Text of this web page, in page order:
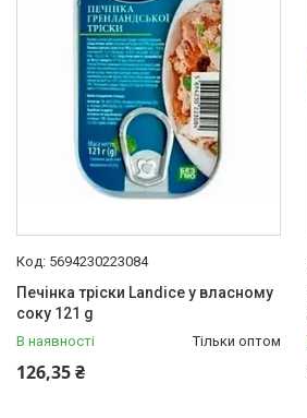
Електротехніка
Побутова техніка
Техніка для кухні
Кліматична техніка
Товари для дому
Будівельне обладнання та
інструмент
Енергонезалежність
Активний відпочинок, туризм
5694230223084
Печінка тріски Landice у власному
соку 121 g
В наявності Тільки оптом
126,35 ₴